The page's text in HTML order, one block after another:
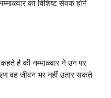
का विशिष्ट सेवक होने
है की नम्माळ्वार ने उन पर
वह जीवन भर नहीं उतार सकते